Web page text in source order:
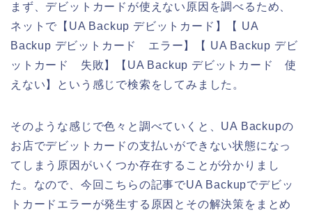
まず、デビットカードが使えない原因を調べるため、
ネットで【UA Backup デビットカード】【 UA
Backup デビットカード エラー】【 UA Backup デビ
ットカード 失敗】【UA Backup デビットカード 使
えない】という感じで検索をしてみました。
そのような感じで色々と調べていくと、UA Backupの
お店でデビットカードの支払いができない状態になっ
てしまう原因がいくつか存在することが分かりまし
た。なので、今回こちらの記事でUA Backupでデビッ
トカードエラーが発生する原因とその解決策をまとめ